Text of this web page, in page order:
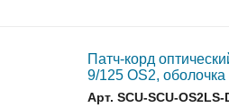
Патч-корд
9/125 OS2,
Арт. SCU-SCU-OS2LS-